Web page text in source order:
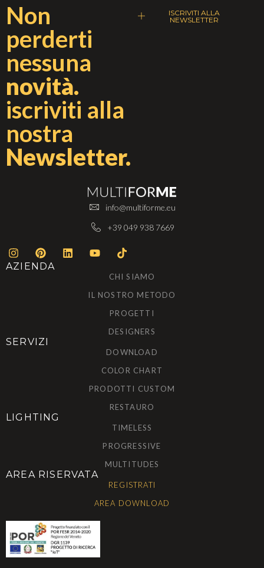
Non
perderti
nessuna
novità.
iscriviti alla
nostra
Newsletter.
ISCRIVITI ALLA
NEWSLETTER
info@multiforme.eu
+39 049 938 7669
AZIENDA
CHI SIAMO
IL NOSTRO METODO
PROGETTI
DESIGNERS
SERVIZI
DOWNLOAD
COLOR CHART
PRODOTTI CUSTOM
RESTAURO
LIGHTING
TIMELESS
PROGRESSIVE
MULTITUDES
AREA RISERVATA
REGISTRATI
AREA DOWNLOAD